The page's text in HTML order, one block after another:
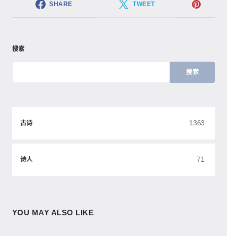
SHARE TWEET
搜索
搜索
古诗 1363
诗人 71
YOU MAY ALSO LIKE